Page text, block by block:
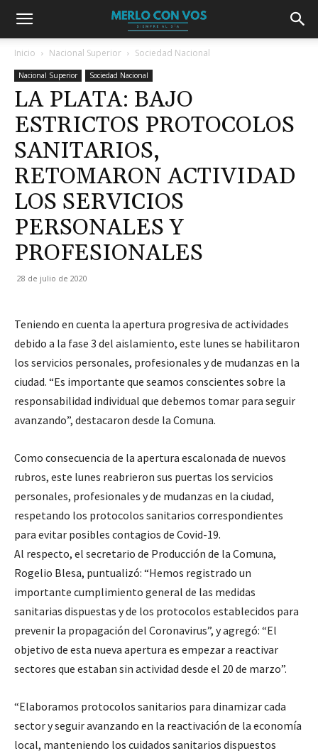
Inicio Nacional Superior Sociedad Nacional
Nacional Superior Sociedad Nacional
LA PLATA: BAJO
ESTRICTOS PROTOCOLOS
SANITARIOS,
RETOMARON ACTIVIDAD
LOS SERVICIOS
PERSONALES Y
PROFESIONALES
28 de julio de 2020
Teniendo en cuenta la apertura progresiva de actividades
debido a la fase 3 del aislamiento, este lunes se habilitaron
los servicios personales, profesionales y de mudanzas en la
ciudad. “Es importante que seamos conscientes sobre la
responsabilidad individual que debemos tomar para seguir
avanzando”, destacaron desde la Comuna.
Como consecuencia de la apertura escalonada de nuevos
rubros, este lunes reabrieron sus puertas los servicios
personales, profesionales y de mudanzas en la ciudad,
respetando los protocolos sanitarios correspondientes
para evitar posibles contagios de Covid-19.
Al respecto, el secretario de Producción de la Comuna,
Rogelio Blesa, puntualizó: “Hemos registrado un
importante cumplimiento general de las medidas
sanitarias dispuestas y de los protocolos establecidos para
prevenir la propagación del Coronavirus”, y agregó: “El
objetivo de esta nueva apertura es empezar a reactivar
sectores que estaban sin actividad desde el 20 de marzo”.
“Elaboramos protocolos sanitarios para dinamizar cada
sector y seguir avanzando en la reactivación de la economía
local, manteniendo los cuidados sanitarios dispuestos